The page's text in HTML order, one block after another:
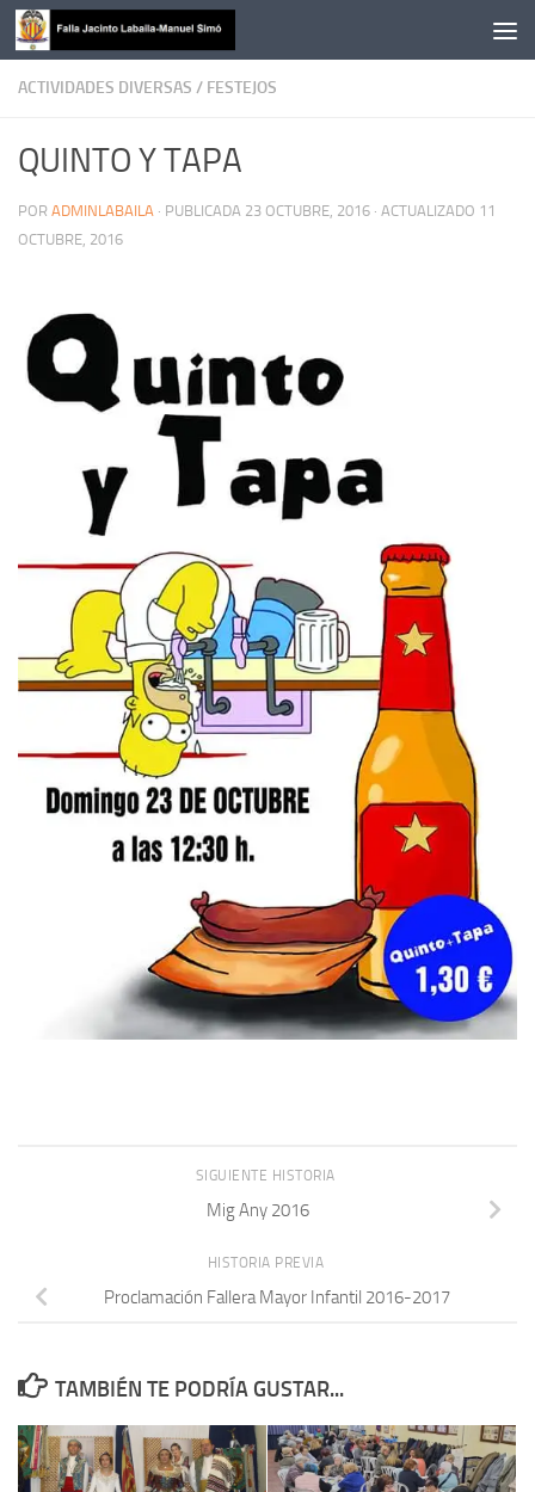
Saltar al contenido
ACTIVIDADES DIVERSAS / FESTEJOS
QUINTO Y TAPA
POR ADMINLABAILA · PUBLICADA 23 OCTUBRE, 2016 · ACTUALIZADO 11
OCTUBRE, 2016
SIGUIENTE HISTORIA
Mig Any 2016
HISTORIA PREVIA
Proclamación Fallera Mayor Infantil 2016-2017
TAMBIÉN TE PODRÍA GUSTAR...